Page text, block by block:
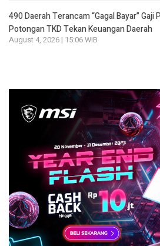
490 Daerah Terancam “Gagal Bayar” Gaji
Potongan TKD Tekan Keuangan Daerah
August 4, 2026 | 15:06 WIB